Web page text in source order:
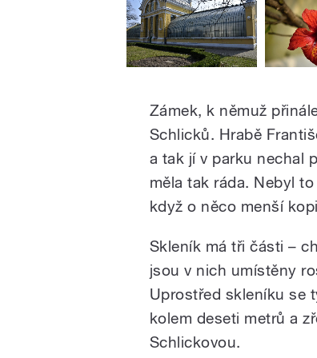
Zámek, k němuž
Schlicků. Hrabě
a tak jí v parku nechal
měla tak ráda. Nebyl
když o něco menší
Skleník má tři části –
jsou v nich umístěny
Uprostřed skleníku se
kolem deseti metrů a
Schlickovou.